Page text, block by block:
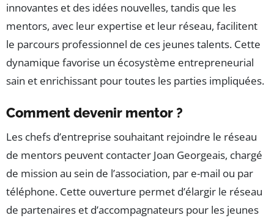
innovantes et des idées nouvelles, tandis que les
mentors, avec leur expertise et leur réseau, facilitent
le parcours professionnel de ces jeunes talents. Cette
dynamique favorise un écosystème entrepreneurial
sain et enrichissant pour toutes les parties impliquées.
Comment devenir mentor ?
Les chefs d’entreprise souhaitant rejoindre le réseau
de mentors peuvent contacter Joan Georgeais, chargé
de mission au sein de l’association, par e-mail ou par
téléphone. Cette ouverture permet d’élargir le réseau
de partenaires et d’accompagnateurs pour les jeunes